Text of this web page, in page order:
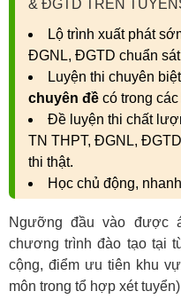
& ĐGTD TRÊN
Lộ trình xuất phát
ĐGNL, ĐGTD chuẩn
Luyện thi chuyên
chuyên đề có trong
Đề luyện thi chất
TN THPT, ĐGNL,
thi thật.
Học chủ động,
Ngưỡng đầu vào được
chương trình đào tạo tại
cộng, điểm ưu tiên khu
môn trong tổ hợp xét